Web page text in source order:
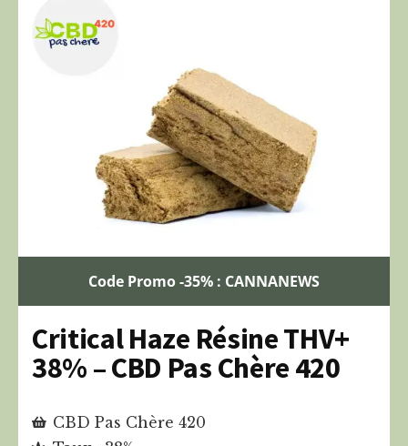
Code Promo -35% : CANNANEWS
Critical Haze Résine THV+
38% – CBD Pas Chère 420
CBD Pas Chère 420